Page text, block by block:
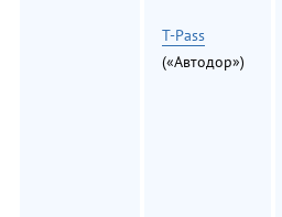
T-Pass
(«Автодор»)